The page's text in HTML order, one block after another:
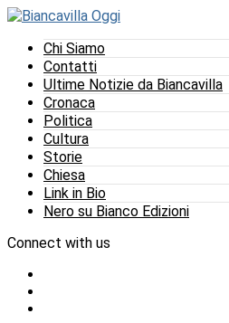
Chi Siamo
Contatti
Ultime Notizie da Biancavilla
Cronaca
Politica
Cultura
Storie
Chiesa
Link in Bio
Nero su Bianco Edizioni
Connect with us